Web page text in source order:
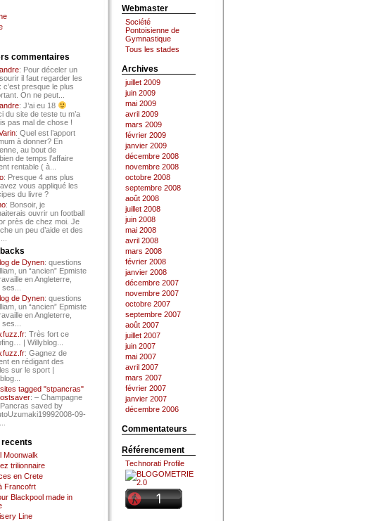
commentaires
: Pour déceler un
il faut regarder les
c’est presque le plus
On ne peut...
: J’ai eu 18
du site de teste tu m’a
pas mal de chose !
: Quel est l’apport
à donner? En
au bout de
de temps l’affaire
rentable ( à...
: Presque 4 ans plus
vous appliqué les
du livre ?
: Bonsoir, je
ouvrir un football
près de chez moi. Je
un peu d’aide et des
de Dynen: questions
un “ancien” Epmiste
en Angleterre,
de Dynen: questions
un “ancien” Epmiste
en Angleterre,
: Très fort ce
| Willyblog...
: Gagnez de
en rédigant des
sur le sport |
tagged "stpancras"
: – Champagne
saved by
09-
recents
Moonwalk
trilionnaire
en Crete
Francofrt
Blackpool made in
Line
Webmaster
Société
Pontoisienne de
Gymnastique
Tous les stades
Archives
juillet 2009
juin 2009
mai 2009
avril 2009
mars 2009
février 2009
janvier 2009
décembre 2008
novembre 2008
octobre 2008
septembre 2008
août 2008
juillet 2008
juin 2008
mai 2008
avril 2008
mars 2008
février 2008
janvier 2008
décembre 2007
novembre 2007
octobre 2007
septembre 2007
août 2007
juillet 2007
juin 2007
mai 2007
avril 2007
mars 2007
février 2007
janvier 2007
décembre 2006
Commentateurs
Référencement
Technorati Profile